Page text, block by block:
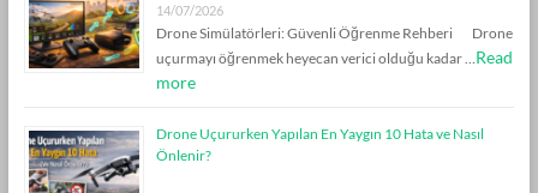
14/07/2026
Drone Simülatörleri: Güvenli Öğrenme Rehberi Drone
uçurmayı öğrenmek heyecan verici olduğu kadar … Read
more
Drone Uçururken Yapılan En Yaygın 10 Hata ve Nasıl
Önlenir?